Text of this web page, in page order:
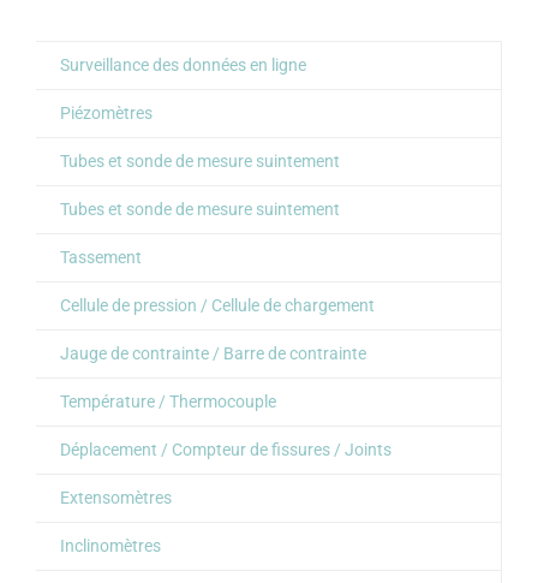
Surveillance des données en ligne
Piézomètres
Tubes et sonde de mesure suintement
Tubes et sonde de mesure suintement
Tassement
Cellule de pression / Cellule de chargement
Jauge de contrainte / Barre de contrainte
Température / Thermocouple
Déplacement / Compteur de fissures / Joints
Extensomètres
Inclinomètres